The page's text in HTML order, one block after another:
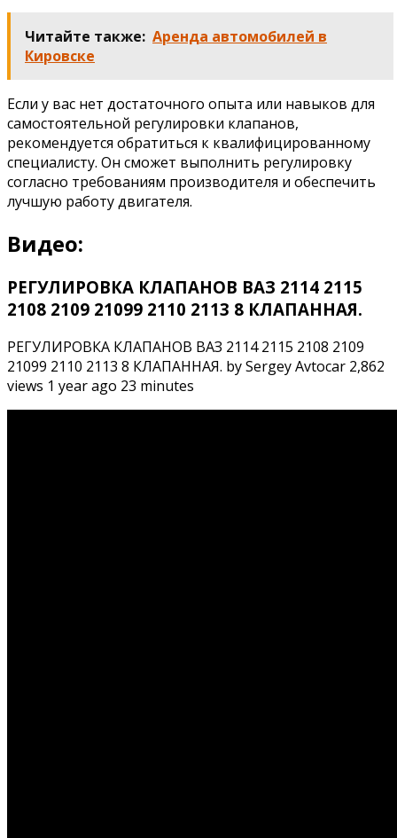
Читайте также: Аренда автомобилей в
Кировске
Если у вас нет достаточного опыта или навыков для
самостоятельной регулировки клапанов,
рекомендуется обратиться к квалифицированному
специалисту. Он сможет выполнить регулировку
согласно требованиям производителя и обеспечить
лучшую работу двигателя.
Видео:
РЕГУЛИРОВКА КЛАПАНОВ ВАЗ 2114 2115
2108 2109 21099 2110 2113 8 КЛАПАННАЯ.
РЕГУЛИРОВКА КЛАПАНОВ ВАЗ 2114 2115 2108 2109
21099 2110 2113 8 КЛАПАННАЯ. by Sergey Avtocar 2,862
views 1 year ago 23 minutes